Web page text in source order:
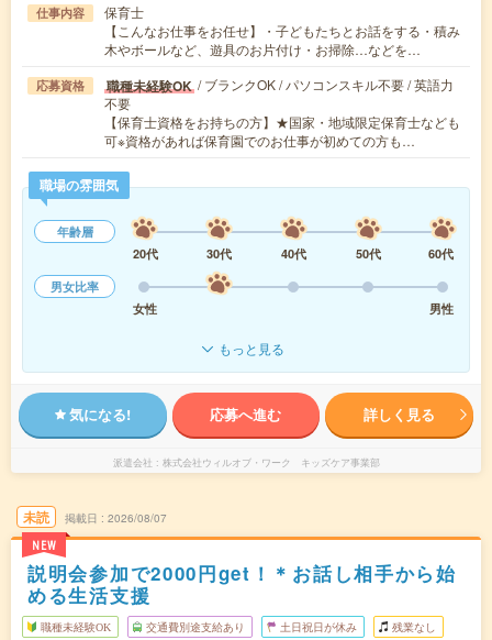
仕事内容
保育士
【こんなお仕事をお任せ】・子どもたちとお話をする・積み
木やボールなど、遊具のお片付け・お掃除…などを…
応募資格 職種未経験OK / ブランクOK / パソコンスキル不要 / 英語力
不要
【保育士資格をお持ちの方】★国家・地域限定保育士なども
可※資格があれば保育園でのお仕事が初めての方も…
職場の雰囲気
年齢層
20代
30代 40代 50代
60代
男女比率
女性
男性
もっと見る
気になる! 応募へ進む 詳しく見る
派遣会社 株式会社ウィルオブ・ワーク キッズケア事業部
未読
NEW
掲載日 2026/08/07
説明会参加で2000円get！＊お話し相手から始
める生活支援
職種未経験OK 交通費別途支給あり 土日祝日が休み 残業なし